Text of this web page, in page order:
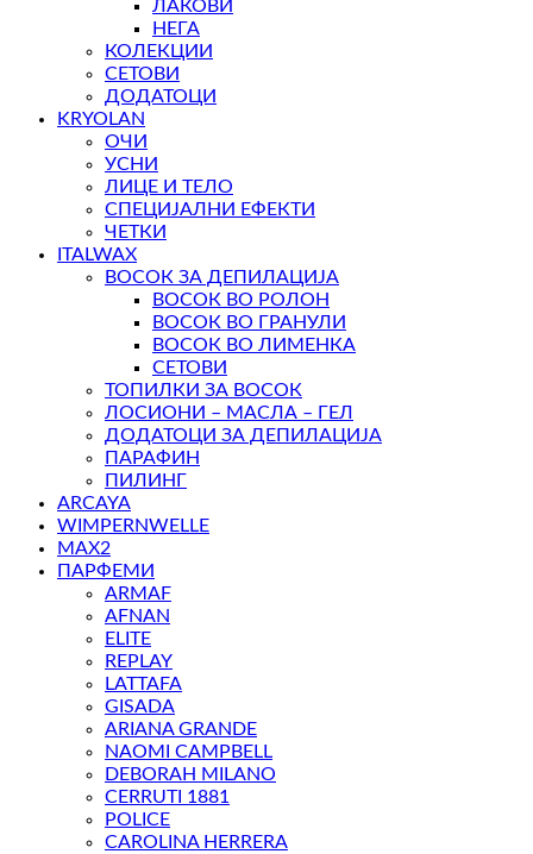
ЛАКОВИ
НЕГА
КОЛЕКЦИИ
СЕТОВИ
ДОДАТОЦИ
KRYOLAN
ОЧИ
УСНИ
ЛИЦЕ И ТЕЛО
СПЕЦИЈАЛНИ ЕФЕКТИ
ЧЕТКИ
ITALWAX
ВОСОК ЗА ДЕПИЛАЦИЈА
ВОСОК ВО РОЛОН
ВОСОК ВО ГРАНУЛИ
ВОСОК ВО ЛИМЕНКА
СЕТОВИ
ТОПИЛКИ ЗА ВОСОК
ЛОСИОНИ – МАСЛА – ГЕЛ
ДОДАТОЦИ ЗА ДЕПИЛАЦИЈА
ПАРАФИН
ПИЛИНГ
ARCAYA
WIMPERNWELLE
MAX2
ПАРФЕМИ
ARMAF
AFNAN
ELITE
REPLAY
LATTAFA
GISADA
ARIANA GRANDE
NAOMI CAMPBELL
DEBORAH MILANO
CERRUTI 1881
POLICE
CAROLINA HERRERA